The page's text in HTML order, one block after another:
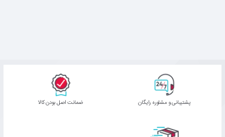
پشتیبانی و مشاوره رایگان ﺿﻤﺎﻧﺖ اﺻﻞ ﺑﻮدن ﮐﺎﻟﺎ